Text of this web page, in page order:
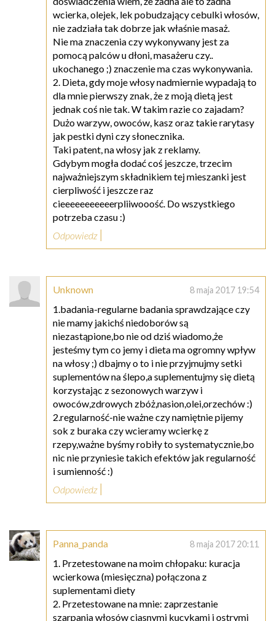
wcierka, olejek, lek pobudzający cebulki włosów,
nie zadziała tak dobrze jak właśnie masaż.
Nie ma znaczenia czy wykonywany jest za
pomocą palców u dłoni, masażeru czy..
ukochanego ;) znaczenie ma czas wykonywania.
2. Dieta, gdy moje włosy nadmiernie wypadają to
dla mnie pierwszy znak, że z moją dietą jest
jednak coś nie tak. W takim razie co zajadam?
Dużo warzyw, owoców, kasz oraz takie rarytasy
jak pestki dyni czy słonecznika.
Taki patent, na włosy jak z reklamy.
Gdybym mogła dodać coś jeszcze, trzecim
najważniejszym składnikiem tej mieszanki jest
cierpliwość i jeszcze raz
cieeeeeeeeeeerpliiwooość. Do wszystkiego
potrzeba czasu :)
Odpowiedz
Unknown 8 maja 2017 19:54
1.badania-regularne badania sprawdzające czy
nie mamy jakichś niedoborów są
niezastąpione,bo nie od dziś wiadomo,że
jesteśmy tym co jemy i dieta ma ogromny wpływ
na włosy ;) dbajmy o to i nie przyjmujmy setki
suplementów na ślepo,a suplementujmy się dietą
korzystając z sezonowych warzyw i
owoców,zdrowych zbóż,nasion,olei,orzechów :)
2.regularność-nie ważne czy namiętnie pijemy
sok z buraka czy wcieramy wcierkę z
rzepy,ważne byśmy robiły to systematycznie,bo
nic nie przyniesie takich efektów jak regularność
i sumienność :)
Odpowiedz
Panna_panda 8 maja 2017 20:11
1. Przetestowane na moim chłopaku: kuracja
wcierkowa (miesięczna) połączona z
suplementami diety
2. Przetestowane na mnie: zaprzestanie
szarpania włosów ciasnymi kucykami i ostrymi